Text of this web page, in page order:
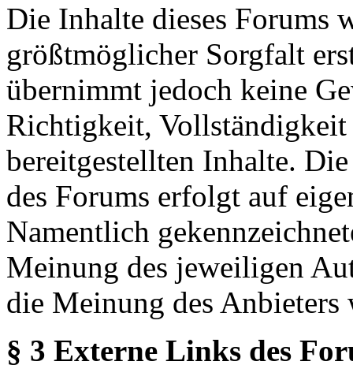
Die Inhalte dieses Forums
größtmöglicher Sorgfalt
übernimmt jedoch keine
Richtigkeit,
bereitgestellten Inhalte.
des Forums erfolgt auf
Namentlich
Meinung des jeweiligen
die Meinung des Anbieters
§ 3 Externe Links des